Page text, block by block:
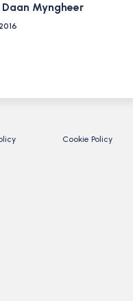
Myngheer
Cookie Policy